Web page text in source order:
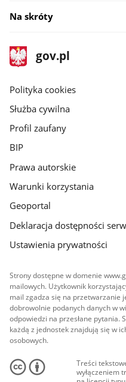
Na skróty
stopka
gov.pl
Strona
gov.pl
gov.pl
Polityka cookies
Służba cywilna
Profil zaufany
BIP
Prawa autorskie
Warunki korzystania
Geoportal
Deklaracja dostępności
Ustawienia prywatności
Strony dostępne w domenie
mailowych. Użytkownik
mail zgadza się na przetwarzanie
dobrowolnie podanych danych w
odpowiedzi na przesłane pytania.
każdą z jednostek znajdują się w
osobowych.
Treści
wyłączeniem